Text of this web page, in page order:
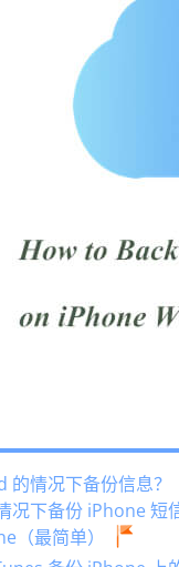
情况下备份信息？
况下备份 iPhone 短
（最简单）